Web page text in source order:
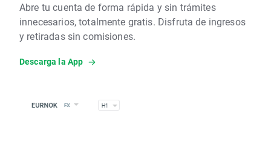
Abre tu cuenta de forma rápida y sin trámites
innecesarios, totalmente gratis. Disfruta de ingresos
y retiradas sin comisiones.
Descarga la App